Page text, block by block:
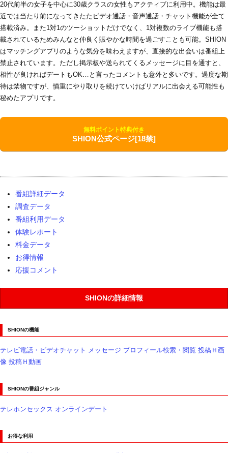
20代前半の女子を中心に30歳クラスの女性もアクティブに利用中。機能は最
近では当たり前になってきたたビデオ通話・音声通話・チャット機能が全て
搭載済み。また1対1のツーショットだけでなく、1対複数のライブ機能も搭
載されているためみんなと仲良く賑やかな時間を過ごすことも可能。SHION
はマッチングアプリのような気分を味わえますが、直接的な出会いは番組上
禁止されています。ただし掲示板や送られてくるメッセージに目を通すと、
相性が良ければデートもOK…と言ったコメントも意外と多いです。過度な期
待は禁物ですが、慎重にやり取りを続けていけばリアルに出会える可能性も
秘めたアプリです。
無料ポイント特典付き
SHION公式ページ[18禁]
番組詳細データ
調査データ
番組利用データ
体験レポート
料金データ
お得情報
応援コメント
SHIONの詳細情報
SHIONの機能
テレビ電話・ビデオチャット メッセージ プロフィール検索・閲覧 投稿Ｈ画
像 投稿Ｈ動画
SHIONの番組ジャンル
テレホンセックス オンラインデート
お得な利用